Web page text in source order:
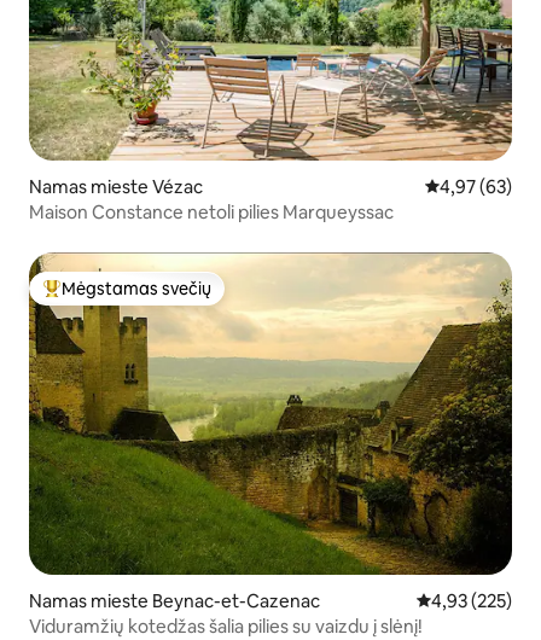
Namas mieste Vézac Vidutinis
4,97 (63)
Maison Constance netoli pilies Marqueyssac
Svečių mėgstamiausias
Mėgstamas svečių
Namas mieste Beynac-et-Cazenac Vidutinis
4,93 (225)
Viduramžių kotedžas šalia pilies su vaizdu į slėnį!